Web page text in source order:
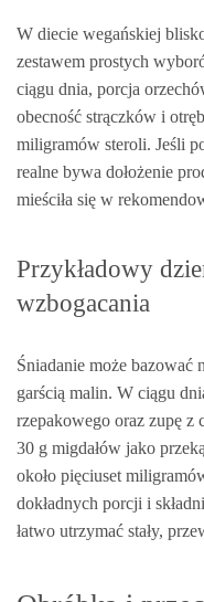
W diecie wegańskiej
zestawem prostych
ciągu dnia, porcja
obecność strączków i
miligramów steroli. Jeśli
realne bywa dołożenie
mieściła się w
Przykładowy
wzbogacania
Śniadanie może
garścią malin. W ciągu
rzepakowego oraz zupę z
30 g migdałów jako
około pięciuset
dokładnych porcji i
łatwo utrzymać stały,